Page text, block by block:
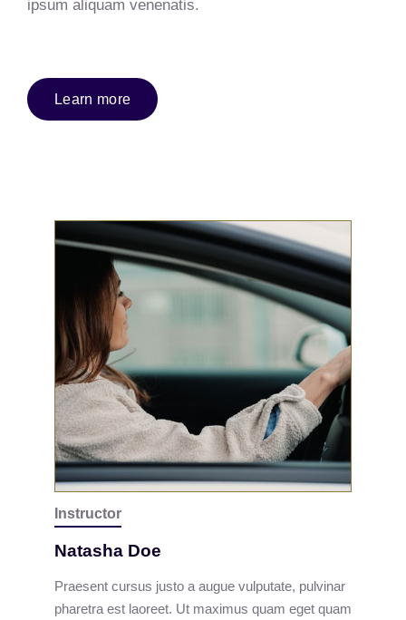
ipsum aliquam venenatis.
Learn more
Instructor
Natasha Doe
Praesent cursus justo a augue vulputate, pulvinar
pharetra est laoreet. Ut maximus quam eget quam